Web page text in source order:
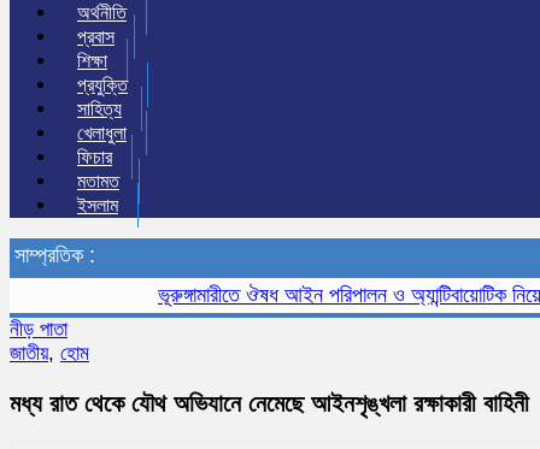
অর্থনীতি
প্রবাস
শিক্ষা
প্রযুক্তি
সাহিত্য
খেলাধুলা
ফিচার
মতামত
ইসলাম
সাম্প্রতিক :
ভূরুঙ্গামারীতে ঔষধ আইন পরিপালন ও অ্যান্টিবায়োটিক নিয়ে
নীড় পাতা
জাতীয়, হোম
মধ্য রাত থেকে যৌথ অভিযানে নেমেছে আইনশৃঙ্খলা রক্ষাকারী বাহিনী